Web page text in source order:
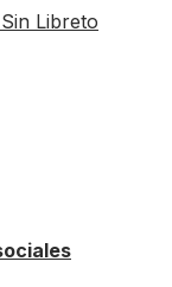
Libreto